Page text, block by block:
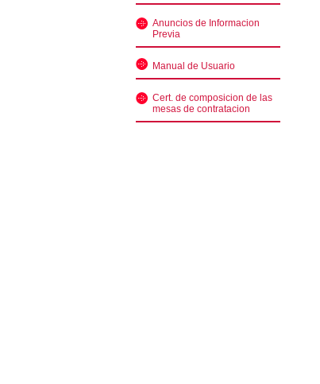
Anuncios de Informacion
Previa
Manual de Usuario
Cert. de composicion de las
mesas de contratacion